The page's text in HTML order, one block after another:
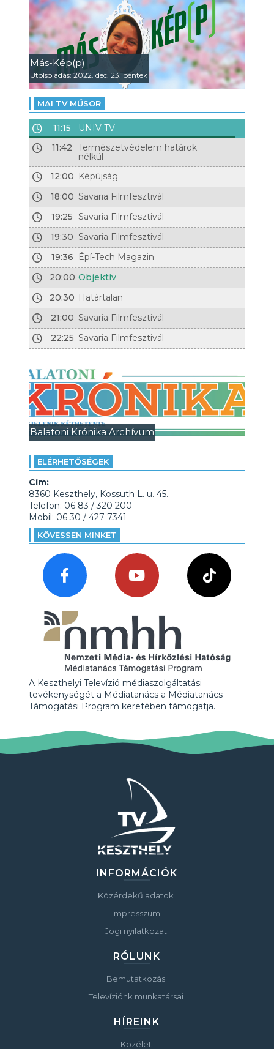
Más-Kép(p)
Utolsó adás: 2022. dec. 23. péntek
MAI TV MŰSOR
11:15
UNIV TV
11:42
Természetvédelem határok
nélkül
12:00 Képújság
18:00 Savaria Filmfesztivál
19:25 Savaria Filmfesztivál
19:30 Savaria Filmfesztivál
19:36
Épí-Tech Magazin
20:00 Objektív
20:30 Határtalan
21:00 Savaria Filmfesztivál
22:25 Savaria Filmfesztivál
Balatoni Krónika Archívum
ELÉRHETŐSÉGEK
Cím:
8360 Keszthely, Kossuth L. u. 45.
Telefon: 06 83 / 320 200
Mobil: 06 30 / 427 7341
KÖVESSEN MINKET
A Keszthelyi Televízió médiaszolgáltatási
tevékenységét a Médiatanács a Médiatanács
Támogatási Program keretében támogatja.
INFORMÁCIÓK
Közérdekű adatok
Impresszum
Jogi nyilatkozat
RÓLUNK
Bemutatkozás
Televíziónk munkatársai
HÍREINK
Közélet